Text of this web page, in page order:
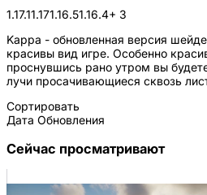
1.17.11.171.16.51.16.4+ 3
Kappa - обновленная версия
красивы вид игре. Особенно
проснувшись рано утром вы
лучи просачивающиеся сквозь
Сортировать
Дата Обновления
Сейчас просматривают